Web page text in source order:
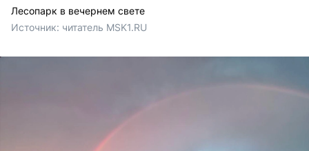
Лесопарк в вечернем свете
Источник: читатель MSK1.RU